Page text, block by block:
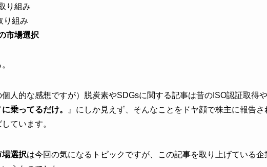
り組み
り組み
市場選択
個人的な感想ですが）脱炭素やSDGsに関する記事は昔のISO認証取得
乗ってるだけ。
』にしか見えず、そんなことをドヤ顔で株主に報告
ています。
選択は今回の気になるトピックですが、この記事を取り上げている企